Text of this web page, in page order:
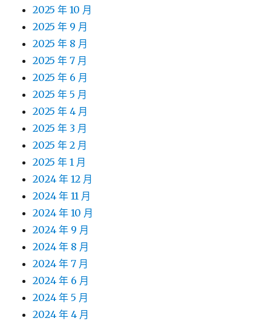
2025 年 10 月
2025 年 9 月
2025 年 8 月
2025 年 7 月
2025 年 6 月
2025 年 5 月
2025 年 4 月
2025 年 3 月
2025 年 2 月
2025 年 1 月
2024 年 12 月
2024 年 11 月
2024 年 10 月
2024 年 9 月
2024 年 8 月
2024 年 7 月
2024 年 6 月
2024 年 5 月
2024 年 4 月